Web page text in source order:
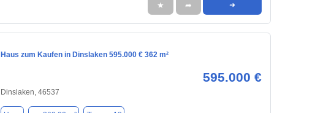
★ ➦ ➜
Haus zum Kaufen in Dinslaken 595.000 € 362 m²
595.000 €
Dinslaken, 46537